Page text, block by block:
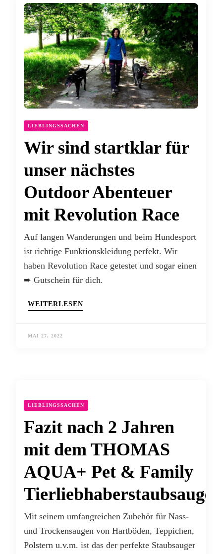
LIEBLINGSSACHEN
Wir sind startklar für
unser nächstes
Outdoor Abenteuer
mit Revolution Race
Auf langen Wanderungen und beim Hundesport
ist richtige Funktionskleidung perfekt. Wir
haben Revolution Race getestet und sogar einen
➨ Gutschein für dich.
WEITERLESEN
MAI 27, 2022
LIEBLINGSSACHEN
Fazit nach 2 Jahren
mit dem THOMAS
AQUA+ Pet & Family
Tierliebhaberstaubsauger
Mit seinem umfangreichen Zubehör für Nass-
und Trockensaugen von Hartböden, Teppichen,
Polstern u.v.m. ist das der perfekte Staubsauger